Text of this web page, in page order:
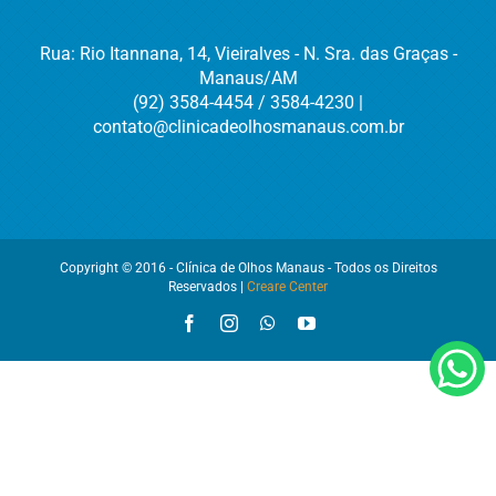
Rua: Rio Itannana, 14, Vieiralves - N. Sra. das Graças -
Manaus/AM
(92) 3584-4454 / 3584-4230 |
contato@clinicadeolhosmanaus.com.br
Copyright © 2016 - Clínica de Olhos Manaus - Todos os Direitos
Reservados | Creare Center
FacebookInstagramWhatsAppYouTube